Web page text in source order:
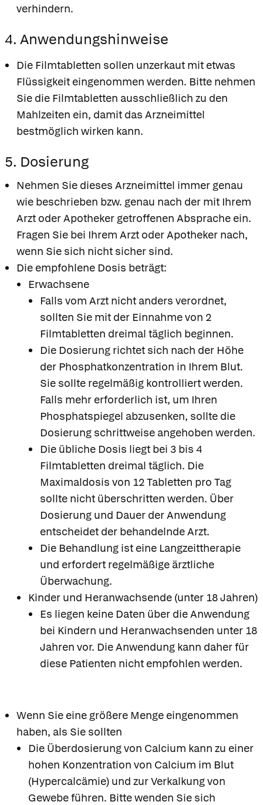
verhindern.
4. Anwendungshinweise
Die Filmtabletten sollen unzerkaut mit etwas
Flüssigkeit eingenommen werden. Bitte nehmen
Sie die Filmtabletten ausschließlich zu den
Mahlzeiten ein, damit das Arzneimittel
bestmöglich wirken kann.
5. Dosierung
Nehmen Sie dieses Arzneimittel immer genau
wie beschrieben bzw. genau nach der mit Ihrem
Arzt oder Apotheker getroffenen Absprache ein.
Fragen Sie bei Ihrem Arzt oder Apotheker nach,
wenn Sie sich nicht sicher sind.
Die empfohlene Dosis beträgt:
Erwachsene
Falls vom Arzt nicht anders verordnet,
sollten Sie mit der Einnahme von 2
Filmtabletten dreimal täglich beginnen.
Die Dosierung richtet sich nach der Höhe
der Phosphatkonzentration in Ihrem Blut.
Sie sollte regelmäßig kontrolliert werden.
Falls mehr erforderlich ist, um Ihren
Phosphatspiegel abzusenken, sollte die
Dosierung schrittweise angehoben werden.
Die übliche Dosis liegt bei 3 bis 4
Filmtabletten dreimal täglich. Die
Maximaldosis von 12 Tabletten pro Tag
sollte nicht überschritten werden. Über
Dosierung und Dauer der Anwendung
entscheidet der behandelnde Arzt.
Die Behandlung ist eine Langzeittherapie
und erfordert regelmäßige ärztliche
Überwachung.
Kinder und Heranwachsende (unter 18 Jahren)
Es liegen keine Daten über die Anwendung
bei Kindern und Heranwachsenden unter 18
Jahren vor. Die Anwendung kann daher für
diese Patienten nicht empfohlen werden.
Wenn Sie eine größere Menge eingenommen
haben, als Sie sollten
Die Überdosierung von Calcium kann zu einer
hohen Konzentration von Calcium im Blut
(Hypercalcämie) und zur Verkalkung von
Gewebe führen. Bitte wenden Sie sich